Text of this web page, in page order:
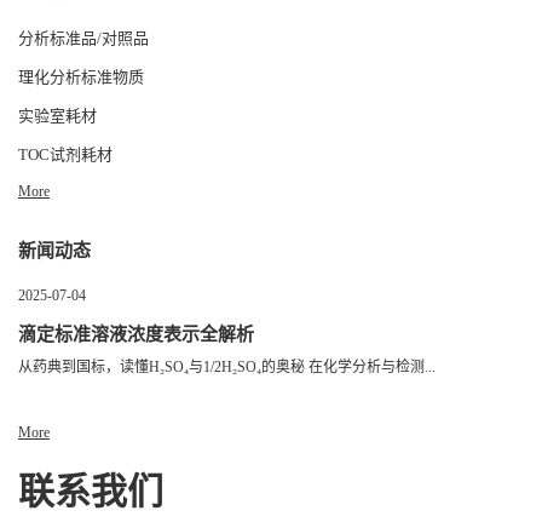
分析标准品/对照品
理化分析标准物质
实验室耗材
TOC试剂耗材
More
新闻动态
2025-07-04
滴定标准溶液浓度表示全解析
从药典到国标，读懂H₂SO₄与1/2H₂SO₄的奥秘 在化学分析与检测...
More
联系我们